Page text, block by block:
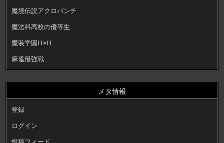
魔境伝説アクロバンチ
魔法科高校の優等生
魔装学園H×H
麻雀最強戦
メタ情報
登録
ログイン